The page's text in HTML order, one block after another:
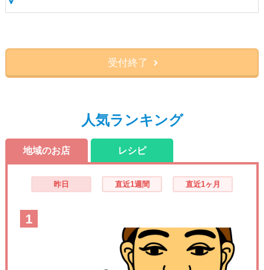
受付終了
人気ランキング
地域のお店 レシピ
昨日 直近1週間 直近1ヶ月
1